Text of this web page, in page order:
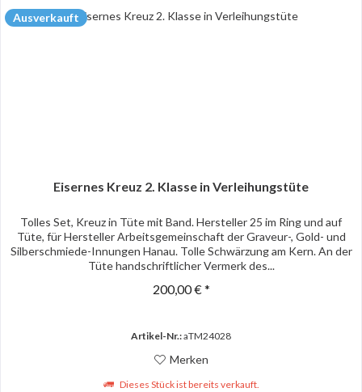
Ausverkauft
Eisernes Kreuz 2. Klasse in Verleihungstüte
Tolles Set, Kreuz in Tüte mit Band. Hersteller 25 im Ring und auf
Tüte, für Hersteller Arbeitsgemeinschaft der Graveur-, Gold- und
Silberschmiede-Innungen Hanau. Tolle Schwärzung am Kern. An der
Tüte handschriftlicher Vermerk des...
200,00 € *
Artikel-Nr.:aTM24028
Merken
Dieses Stück ist bereits verkauft.